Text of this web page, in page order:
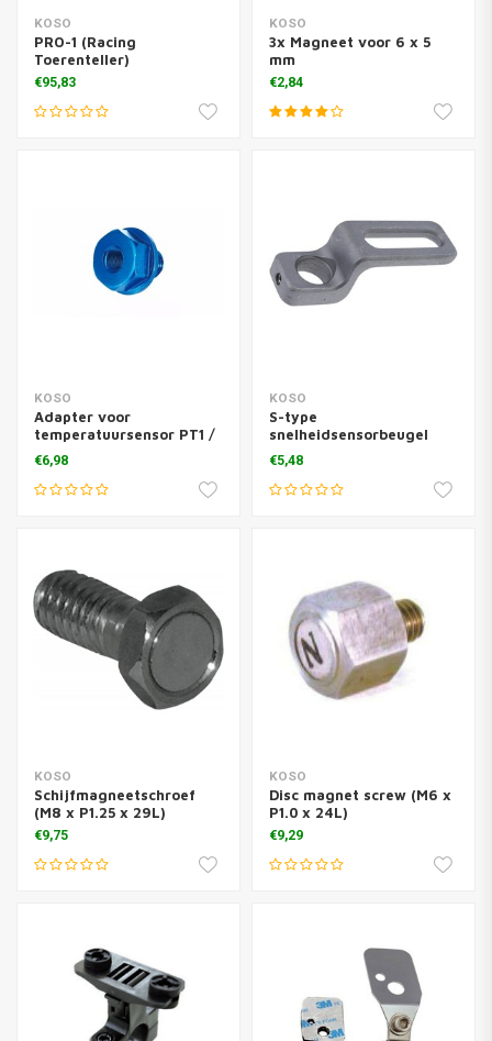
KOSO
PRO-1 (Racing
Toerenteller)
€95,83
KOSO
3x Magneet voor 6 x 5
mm
€2,84
KOSO
Adapter voor
temperatuursensor PT1 /
8x28 (M12x1,5x15mm)
€6,98
KOSO
S-type
snelheidsensorbeugel
(M8)
€5,48
KOSO
Schijfmagneetschroef
(M8 x P1.25 x 29L)
€9,75
KOSO
Disc magnet screw (M6 x
P1.0 x 24L)
€9,29